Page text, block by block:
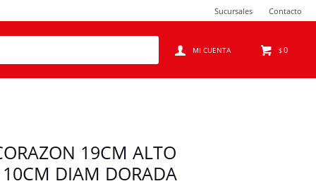
$0
Sucursales Contacto
19CM ALTO
10CM DIAM DORADA